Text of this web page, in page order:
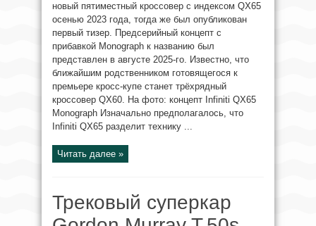
новый пятиместный кроссовер с индексом QX65
осенью 2023 года, тогда же был опубликован
первый тизер. Предсерийный концепт с
прибавкой Monograph к названию был
представлен в августе 2025-го. Известно, что
ближайшим родственником готовящегося к
премьере кросс-купе станет трёхрядный
кроссовер QX60. На фото: концепт Infiniti QX65
Monograph Изначально предполагалось, что
Infiniti QX65 разделит технику ...
Читать далее »
Трековый суперкар